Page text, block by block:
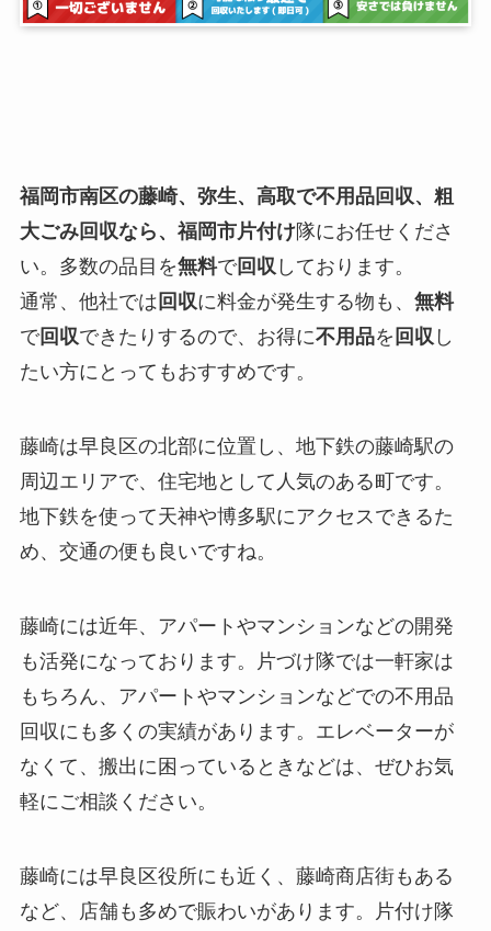
福岡市南区の藤崎、 弥生、高取で不用品回収、粗
大ごみ回収なら、福岡市片付け隊にお任せくださ
い。多数の品目を無料で回収しております。
通常、他社では 回収に料金が発生する物も、 無料
で回収できたりするので、お得に不用品を 回収し
たい方にとってもおすすめです。
藤崎は早良区の北部に位置し、地下鉄の藤崎駅の
周辺エリアで、住宅地として人気のある町です。
地下鉄を使って天神や博多駅にアクセスできるた
め、交通の便も良いですね。
藤崎には近年、アパートやマンションなどの開発
も活発になっております。片づけ隊では一軒家は
もちろん、アパートやマンションなどでの不用品
回収にも多くの実績があります。エレベーターが
なくて、搬出に困っているときなどは、ぜひお気
軽にご相談ください。
藤崎には早良区役所にも近く、藤崎商店街もある
など、店舗も多めで賑わいがあります。片付け隊